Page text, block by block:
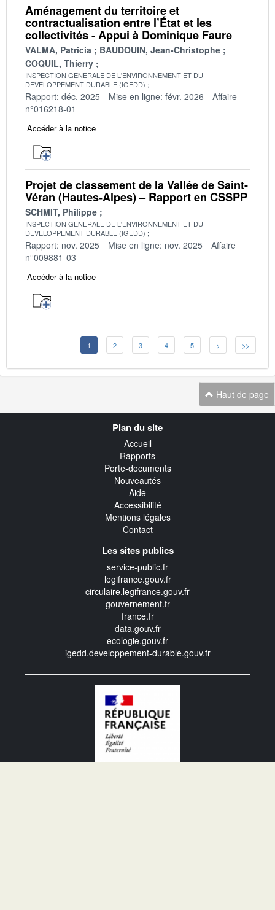
Aménagement du territoire et
contractualisation entre l’État et les
collectivités - Appui à Dominique Faure
VALMA, Patricia
BAUDOUIN, Jean-Christophe
COQUIL, Thierry
INSPECTION GENERALE DE L'ENVIRONNEMENT ET DU
DEVELOPPEMENT DURABLE (IGEDD)
Rapport: déc. 2025 Mise en ligne: févr. 2026
Affaire
n°016218-01
Accéder à la notice
Projet de classement de la Vallée de Saint-
Véran (Hautes-Alpes) – Rapport en CSSPP
SCHMIT, Philippe
INSPECTION GENERALE DE L'ENVIRONNEMENT ET DU
DEVELOPPEMENT DURABLE (IGEDD)
Rapport: nov. 2025 Mise en ligne: nov. 2025
Affaire
n°009881-03
Accéder à la notice
1 2 3 4 5 > >>
Haut de page
Plan du site
Accueil
Rapports
Porte-documents
Nouveautés
Aide
Accessibilité
Mentions légales
Contact
Les sites publics
service-public.fr
legifrance.gouv.fr
circulaire.legifrance.gouv.fr
gouvernement.fr
france.fr
data.gouv.fr
ecologie.gouv.fr
igedd.developpement-durable.gouv.fr